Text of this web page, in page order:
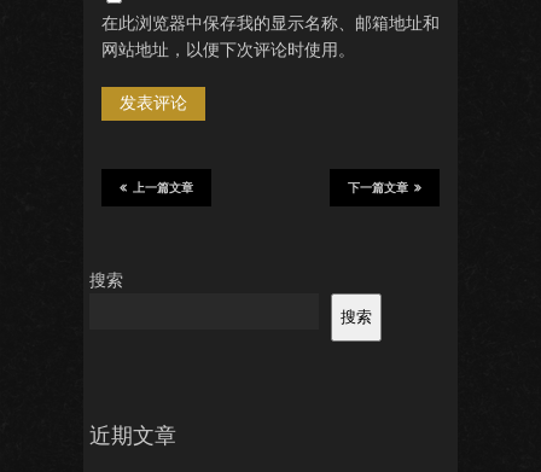
在此浏览器中保存我的显示名称、邮箱地址和
网站地址，以便下次评论时使用。
下一篇文章
上一篇文章
搜索
搜索
近期文章